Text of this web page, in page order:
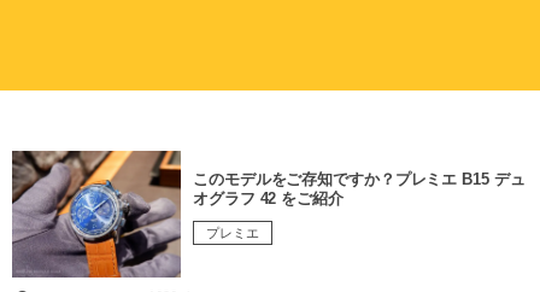
このモデルをご存知ですか？プレミエ B15 デュ
オグラフ 42 をご紹介
プレミエ